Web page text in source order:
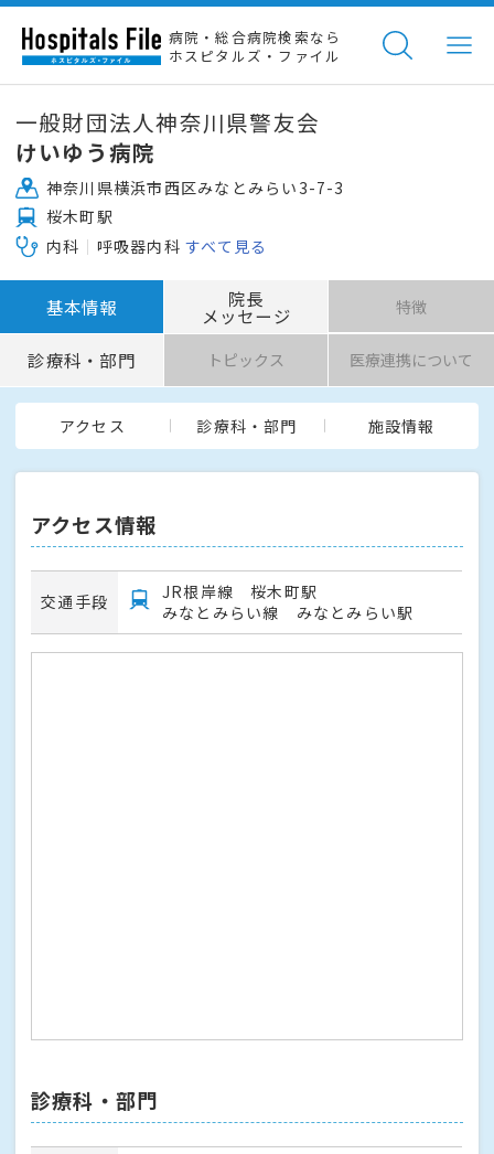
病院・総合病院検索なら
ホスピタルズ・ファイル
一般財団法人神奈川県警友会
けいゆう病院
神奈川県横浜市西区みなとみらい3-7-3
桜木町駅
内科
呼吸器内科 すべて見る
基本情報 院長
メッセージ 特徴
診療科・部門 トピックス 医療連携について
アクセス 診療科・部門 施設情報
アクセス情報
交通手段
JR根岸線 桜木町駅
みなとみらい線 みなとみらい駅
診療科・部門